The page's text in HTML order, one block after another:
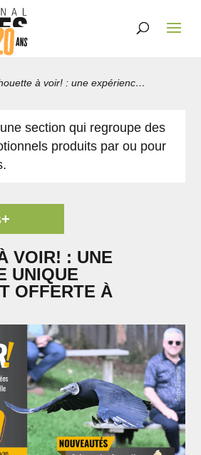
Chouette à voir! : une expérience unique maintenant offerte à l’année
section qui regroupe des
produits par ou pour
VOIR! : UNE
UNIQUE
OFFERTE À